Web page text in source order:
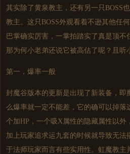
其实除了黄泉教主，还有另一只BOSS
教主。这只BOSS外观看着不逊其他任
巴掌确实厉害，一掌拍踏实了真是顶
那为何小老弟还说它被高估了呢？且
第一，爆率一般
封魔谷版本的更新是出现了新装备，即
么爆率就一定不能差，它的确可以掉
个加HP，一个吸X属性的隐藏属性以
加上玩家追求运九套的时候就导致无
于法师玩家而言有些实用性。虹魔教